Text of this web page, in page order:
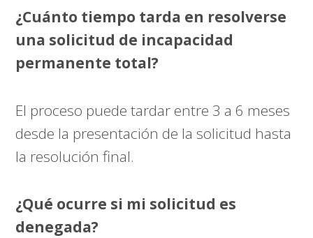
¿Cuánto tiempo tarda en resolverse
una solicitud de incapacidad
permanente total?
El proceso puede tardar entre 3 a 6 meses
desde la presentación de la solicitud hasta
la resolución final.
¿Qué ocurre si mi solicitud es
denegada?